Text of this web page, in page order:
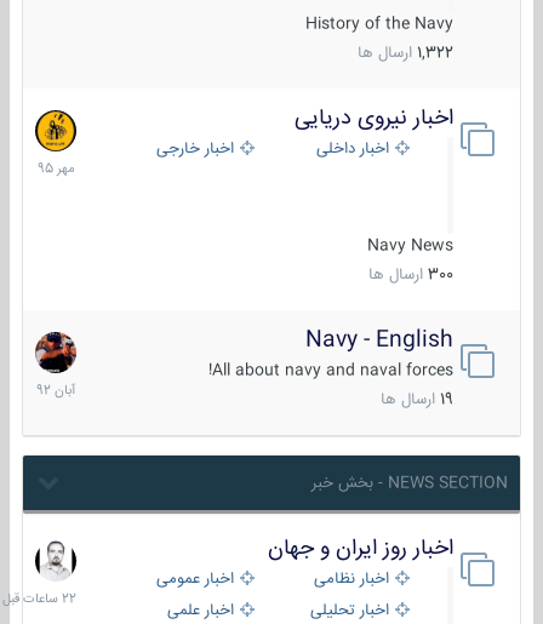
History of the Navy
1,322 ارسال ها
اخبار نیروی دریایی
اخبار داخلی اخبار خارجی
Navy News
300 ارسال ها
27
مهر
1395
Navy - English
All about navy and naval forces!
ارسال ها
22
آبان
1392
NEWS SECTION - بخش خبر
اخبار روز ایران و جهان
اخبار نظامی
اخبار عمومی
اخبار تحلیلی
اخبار علمی
22
ساعات
قبل